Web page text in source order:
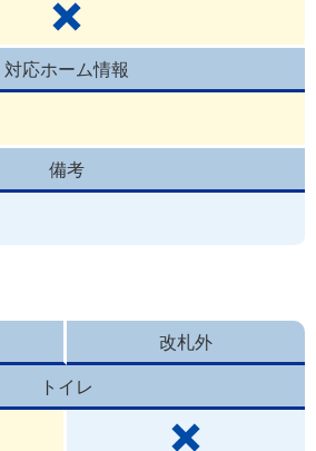
対応ホーム情報
備考
改札外
トイレ